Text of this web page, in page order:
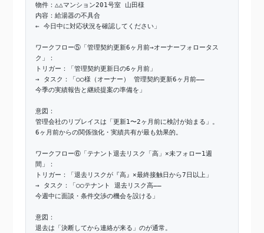
物件：△△マンション201号室 山田様
内容：給湯器の不具合
← 今日中に対応状況を確認してください」
ワークフロー⑤「管理契約更新6ヶ月前→オーナーフォロータス
ク」：
トリガー：「管理契約更新日の6ヶ月前」
→ タスク：「○○様（オーナー） 管理契約更新6ヶ月前——
今季の実績報告と継続提案の準備を」
意図：
管理会社のリプレイスは「更新1〜2ヶ月前に検討が始まる」。
6ヶ月前からの関係強化・実績共有が最も効果的。
ワークフロー⑥「テナント退去リスク「高」×未フォロー1週
間」：
トリガー：「退去リスクが『高』×最終接触日から7日以上」
→ タスク：「○○テナント 退去リスク高——
今週中に面談・条件交渉の機会を設ける」
意図：
退去は「決断してから連絡が来る」のが通常。